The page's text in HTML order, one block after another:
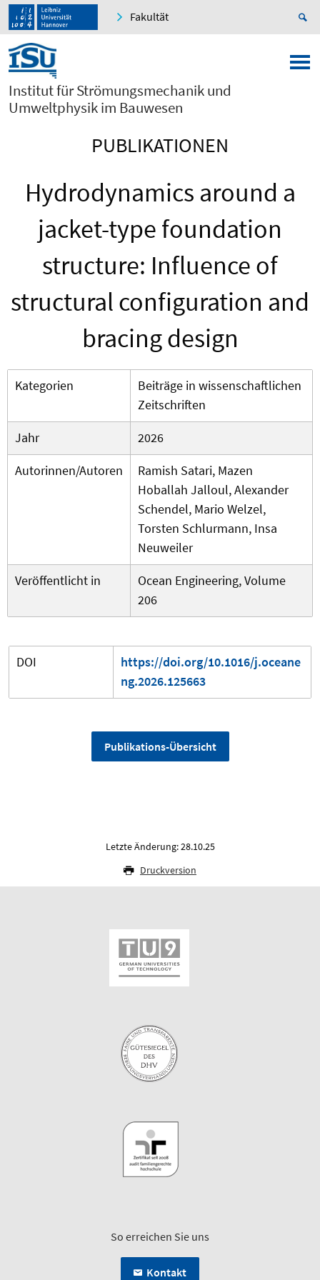
Fakultät
Institut für Strömungsmechanik und
Umweltphysik im Bauwesen
PUBLIKATIONEN
Hydrodynamics around a
jacket-type foundation
structure: Influence of
structural configuration and
bracing design
Kategorien
Beiträge in wissenschaftlichen
Zeitschriften
Jahr
2026
Autorinnen/Autoren
Ramish Satari, Mazen
Hoballah Jalloul, Alexander
Schendel, Mario Welzel,
Torsten Schlurmann, Insa
Neuweiler
Veröffentlicht in
Ocean Engineering, Volume
206
DOI
https://doi.org/10.1016/j.oceane
ng.2026.125663
Publikations-Übersicht
Letzte Änderung: 28.10.25
Druckversion
So erreichen Sie uns
Kontakt